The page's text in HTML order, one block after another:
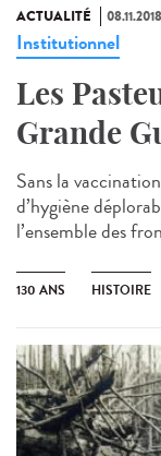
ACTUALITÉ 08.11.2018
Institutionnel
Les
Grande
Sans la
d’hygiène
l’ensemble des
130 ANS HISTOIRE